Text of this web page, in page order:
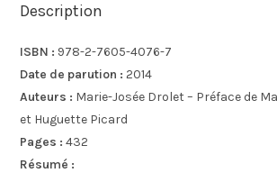
Description
ISBN : 978-2-7605-4076-7
Date de parution :2014
Auteurs : Marie-Josée Drolet – Préface de
et Huguette Picard
Pages :432
Résumé :